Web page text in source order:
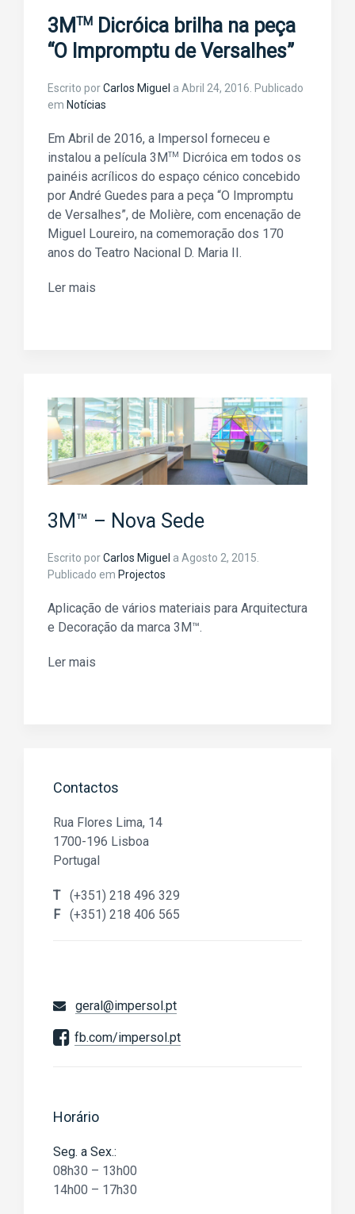
3M TM
Dicróica brilha na peça
“O Impromptu de Versalhes”
Escrito porCarlos Miguel a Abril 24, 2016 . Publicado
em Notícias
Em Abril de 2016, a Impersol forneceu e
instalou a película 3MTM Dicróica em todos os
painéis acrílicos do espaço cénico concebido
por André Guedes para a peça “O Impromptu
de Versalhes”, de Molière, com encenação de
Miguel Loureiro, na comemoração dos 170
anos do Teatro Nacional D. Maria II.
Ler mais
3M™ – Nova Sede
Escrito porCarlos Miguel a Agosto 2, 2015
Publicado em Projectos
Aplicação de vários materiais para Arquitectura
e Decoração da marca 3M™.
Ler mais
Contactos
Rua Flores Lima, 14
1700-196 Lisboa
Portugal
T (+351) 218 496 329
F (+351) 218 406 565
geral@impersol.pt
fb.com/impersol.pt
Horário
Seg. a Sex.:
08h30 – 13h00
14h00 – 17h30